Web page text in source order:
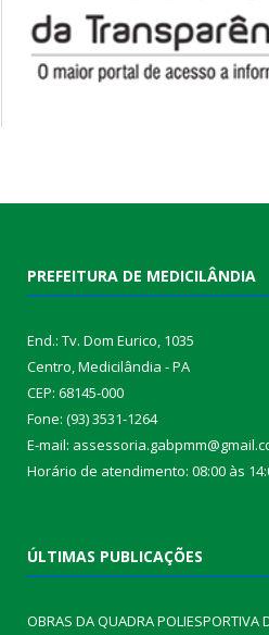
PREFEITURA DE MEDICILÂNDIA
End.: Tv. Dom Eurico, 1035
Centro, Medicilândia - PA
CEP: 68145-000
Fone: (93) 3531-1264
E-mail:
Horário de atendimento: 08:00 às
ÚLTIMAS PUBLICAÇÕES
OBRAS DA QUADRA POLIESPORTIVA